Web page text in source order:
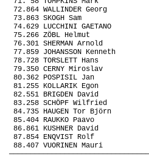
72.864 WALLINDER Georg
73.863 SKOGH Sam
74.629 LUCCHINI GAETANO
75.266 ZÖBL Helmut
76.301 SHERMAN Arnold
77.859 JOHANSSON Kenneth
78.728 TORSLETT Hans
79.350 CERNY Miroslav
80.362 POSPISIL Jan
81.255 KOLLARIK Egon
82.551 BRIGDEN David
83.258 SCHÖPF Wilfried
84.735 HAUGEN Tor Björn
85.404 RAUKKO Paavo
86.861 KUSHNER David
87.854 ENQVIST Rolf
88.407 VUORINEN Mauri